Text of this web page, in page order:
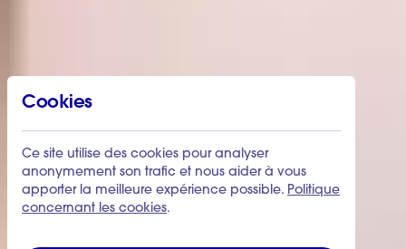
Cookies
Ce site utilise des cookies pour analyser
anonymement son trafic et nous aider à vous
apporter la meilleure expérience possible. Politique
concernant les cookies.